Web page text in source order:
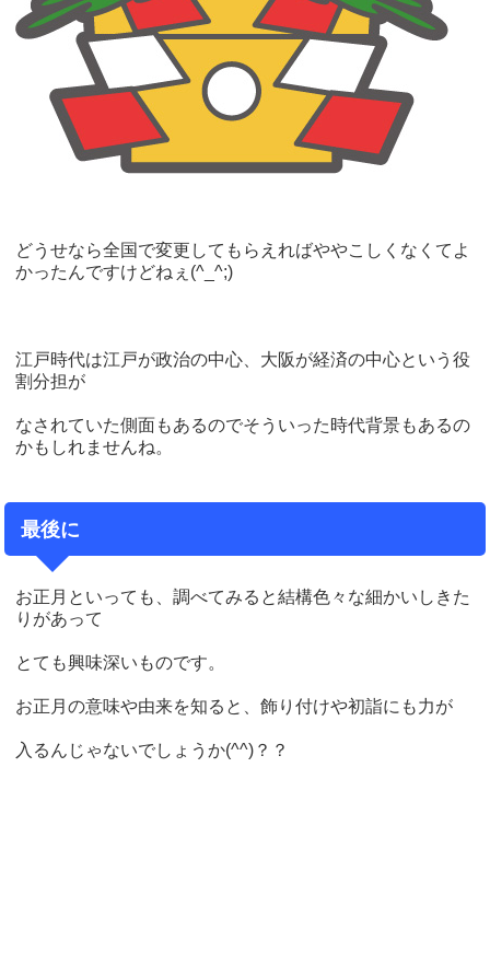
どうせなら全国で変更してもらえればややこしくなくてよ
かったんですけどねぇ(^_^;)
江戸時代は江戸が政治の中心、大阪が経済の中心という役
割分担が
なされていた側面もあるのでそういった時代背景もあるの
かもしれませんね。
最後に
お正月といっても、調べてみると結構色々な細かいしきた
りがあって
とても興味深いものです。
お正月の意味や由来を知ると、飾り付けや初詣にも力が
入るんじゃないでしょうか(^^)？？